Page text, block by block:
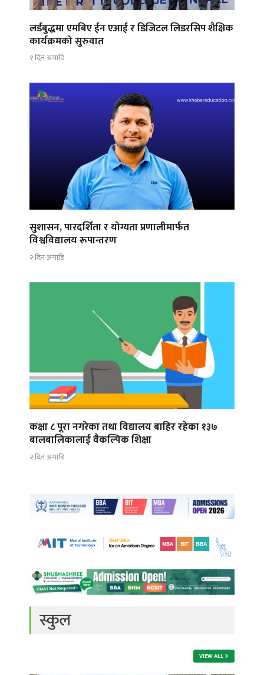
लर्डबुद्धमा एमबिए ईन एआई र डिजिटल लिडरसिप शैक्षिक
कार्यक्रमको सुरुवात
१ दिन अगाडि
सुशासन, पारदर्शिता र योग्यता प्रणालीमार्फत
विश्वविद्यालय रूपान्तरण
२ दिन अगाडि
कक्षा ८ पूरा नगरेका तथा विद्यालय बाहिर रहेका १३७
बालबालिकालाई वैकल्पिक शिक्षा
२ दिन अगाडि
स्कुल
VIEW ALL